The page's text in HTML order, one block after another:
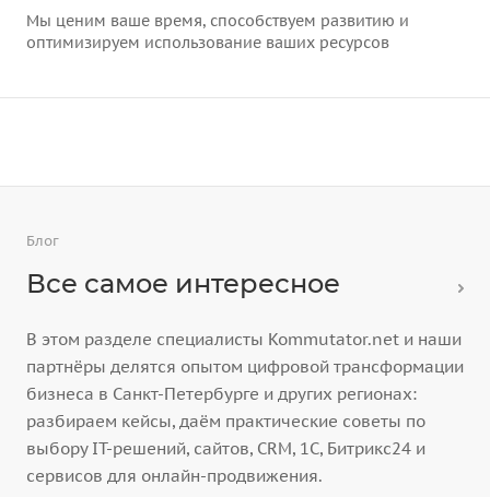
Мы ценим ваше время, способствуем развитию и
оптимизируем использование ваших ресурсов
Блог
Все самое интересное
В этом разделе специалисты Kommutator.net и наши
партнёры делятся опытом цифровой трансформации
бизнеса в Санкт-Петербурге и других регионах:
разбираем кейсы, даём практические советы по
выбору IT-решений, сайтов, CRM, 1С, Битрикс24 и
сервисов для онлайн-продвижения.